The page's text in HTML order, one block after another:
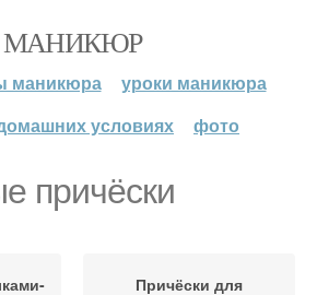
МАНИКЮР
маникюра
уроки маникюра
условиях
фото
причёски
Причёски для